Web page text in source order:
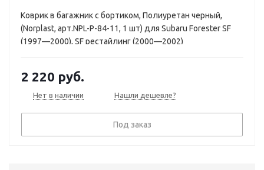
Коврик в багажник с бортиком, Полиуретан черный,
(Norplast, арт.NPL-P-84-11, 1 шт) для Subaru Forester SF
(1997—2000), SF рестайлинг (2000—2002)
2 220 руб.
Нет в наличии Нашли дешевле?
Под заказ